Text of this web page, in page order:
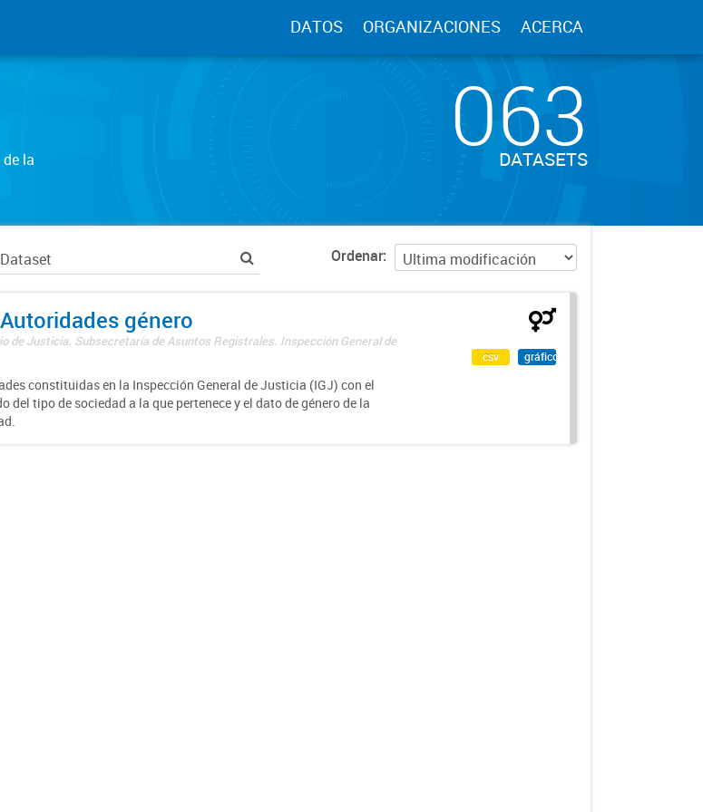
DATOS ORGANIZACIONES ACERCA
la
063
DATASETS
Ordenar
género
de Justicia. Subsecretaría de Asuntos Registrales. Inspección General de
constituidas en la Inspección General de Justicia (IGJ) con el
del tipo de sociedad a la que pertenece y el dato de género de la
csv gráfico